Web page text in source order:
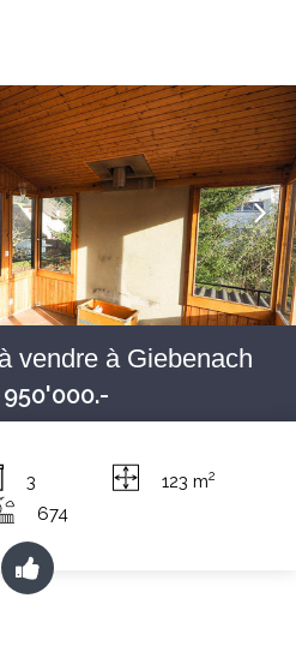
vendre à Giebenach
3 123 m2
674